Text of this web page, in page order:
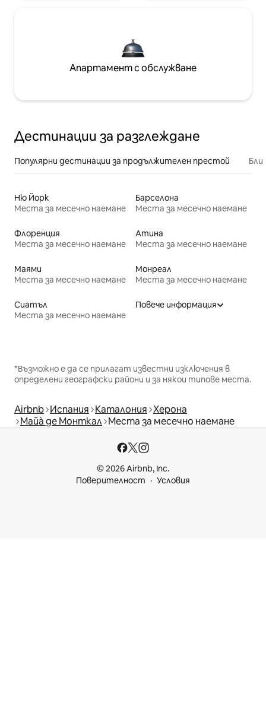
Апартамент с обслужване
Дестинации за разглеждане
Популярни дестинации за продължителен престой
Ню Йорк
Места за месечно наемане
Барселона
Места за месечно наемане
Флоренция
Места за месечно наемане
Атина
Места за месечно наемане
Маями
Места за месечно наемане
Монреал
Места за месечно наемане
Сиатъл
Места за месечно наемане
Повече информация
*Възможно е да се прилагат известни изключения в
определени географски райони и за някои типове места.
Airbnb Испания Каталония Херона
Майà де Монткал Места за месечно наемане
© 2026 Airbnb, Inc.
Поверителност
Условия